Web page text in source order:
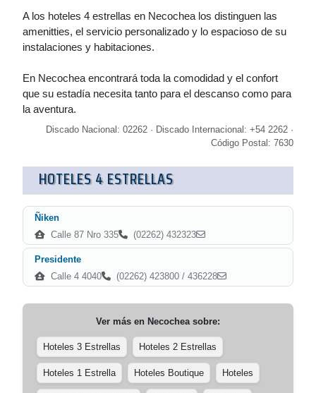
A los hoteles 4 estrellas en Necochea los distinguen las
amenitties, el servicio personalizado y lo espacioso de su
instalaciones y habitaciones.
En Necochea encontrará toda la comodidad y el confort
que su estadía necesita tanto para el descanso como para
la aventura.
Discado Nacional: 02262 · Discado Internacional: +54 2262 ·
Código Postal: 7630
HOTELES 4 ESTRELLAS
Ñiken
Calle 87 Nro 335
(02262) 432323
Presidente
Calle 4 4040
(02262) 423800 / 436228
Ver más en Necocheasobre:
Hoteles 3 Estrellas Hoteles 2 Estrellas
Hoteles 1 Estrella Hoteles Boutique Hoteles